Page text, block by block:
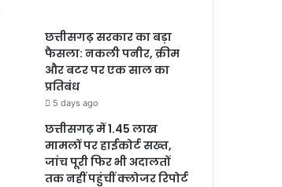
छत्तीसगढ़ सरकार का बड़ा
फैसला: नकली पनीर, क्रीम
और बटर पर एक साल का
प्रतिबंध
5 days ago
छत्तीसगढ़ में 1.45 लाख
मामलों पर हाईकोर्ट सख्त,
जांच पूरी फिर भी अदालतों
तक नहीं पहुंचीं क्लोजर रिपोर्ट